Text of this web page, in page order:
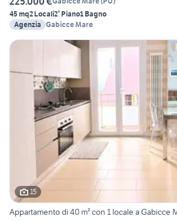
45 mq2 Locali2° Piano1 Bagno
Agenzia Gabicce Mare
15
Appartamento di 40 m² con 1 locale a Gabicce